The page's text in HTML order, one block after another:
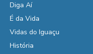
Diga Aí
É da Vida
Vidas do Iguaçu
História